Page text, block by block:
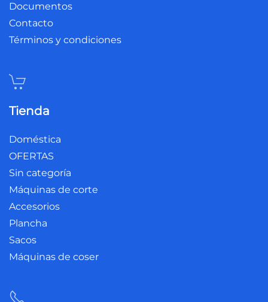
Documentos
Contacto
Términos y condiciones
Tienda
Doméstica
OFERTAS
Sin categoría
Máquinas de corte
Accesorios
Plancha
Sacos
Máquinas de coser